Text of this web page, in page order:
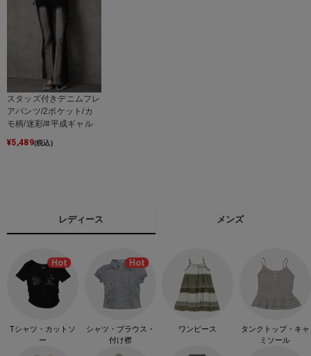
スタッズ付きデニムフレ
アパンツ/2ポケット/カ
モ柄/迷彩/#平成ギャル
¥5,489(税込)
レディース メンズ
Tシャツ・カットソ
ー
シャツ・ブラウス・
付け襟
ワンピース
タンクトップ・キャ
ミソール